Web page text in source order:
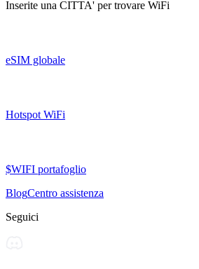
Inserite una CITTA' per trovare WiFi
eSIM globale
Hotspot WiFi
$WIFI portafoglio
BlogCentro assistenza
Seguici